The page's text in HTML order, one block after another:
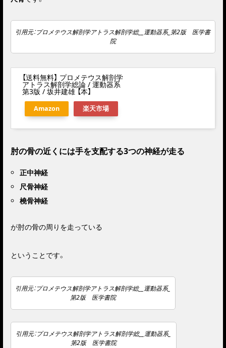
引用元：プロメテウス解剖学アトラス解剖学総__運動器系_第2版 医学書
院
【送料無料】 プロメテウス解剖学
アトラス解剖学総論 / 運動器系
第3版 / 坂井建雄 【本】
Amazon 楽天市場
肘の骨の近くには手を支配する3つの神経が走る
正中神経
尺骨神経
橈骨神経
が肘の骨の周りを走っている
ということです。
引用元：プロメテウス解剖学アトラス解剖学総__運動器系_
第2版 医学書院
引用元：プロメテウス解剖学アトラス解剖学総__運動器系_
第2版 医学書院